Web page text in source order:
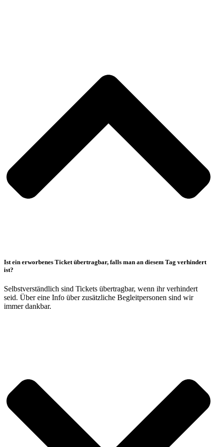
Ist ein erworbenes Ticket übertragbar, falls man an diesem Tag verhindert
ist?
Selbstverständlich sind Tickets übertragbar, wenn ihr verhindert
seid. Über eine Info über zusätzliche Begleitpersonen sind wir
immer dankbar.